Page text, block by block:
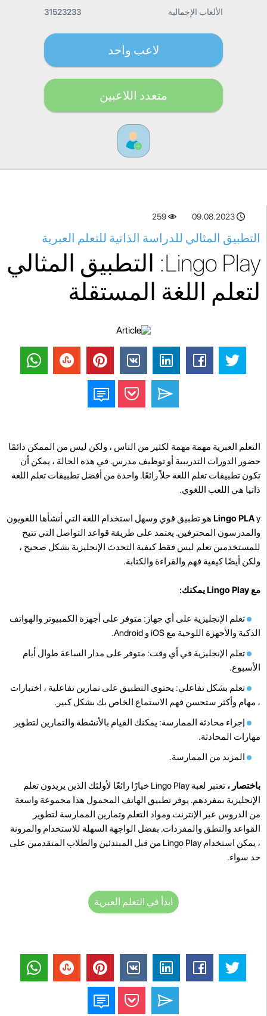
الألعاب الإجمالية 31523233
لاعب واحد
متعدد اللاعبين
09.08.2023
259
التطبيق المثالي للدراسة الذاتية للتعلم العبرية
Lingo Play: التطبيق المثالي
لتعلم اللغة المستقلة
التعلم العبرية مهمة مهمة لكثير من الناس ، ولكن ليس من الممكن دائمًا
حضور الدورات التدريبية أو توظيف مدرس. في هذه الحالة ، يمكن أن
تكون تطبيقات تعلم اللغة حلاً رائعًا. واحدة من أفضل تطبيقات تعلم اللغة
ذاتيا هي اللعب اللغوي.
Lingo PLA y هو تطبيق قوي وسهل استخدام اللغة التي أنشأها اللغويون
والمدرسون المحترفين. يعتمد على طريقة قواعد التواصل التي تتيح
للمستخدمين تعلم ليس فقط كيفية التحدث الإنجليزية بشكل صحيح ،
ولكن أيضًا كيفية فهم والقراءة والكتابة.
مع Lingo Play يمكنك:
تعلم الإنجليزية على أي جهاز: متوفر على أجهزة الكمبيوتر والهواتف
الذكية والأجهزة اللوحية مع iOS و Android.
تعلم الإنجليزية في أي وقت: متوفر على مدار الساعة طوال أيام
الأسبوع.
تعلم بشكل تفاعلي: يحتوي التطبيق على تمارين تفاعلية ، اختبارات
، مهام وأكثر ستحسن فهم الاستماع الخاص بك بشكل كبير.
إجراء محادثة الممارسة: يمكنك القيام بالأنشطة والتمارين لتطوير
مهارات المحادثة.
المزيد من الممارسة.
باختصار ،
تعتبر لعبة Lingo Play خيارًا رائعًا لأولئك الذين يريدون تعلم
الإنجليزية بمفردهم. يوفر تطبيق الهاتف المحمول هذا مجموعة واسعة
من الدروس عبر الإنترنت ومواد التعلم وتمارين الممارسة لتطوير
القواعد والنطق والمفردات. بفضل الواجهة السهلة للاستخدام والمرونة
، يمكن استخدام Lingo Play من قبل المبتدئين والطلاب المتقدمين على
حد سواء.
ابدأ في التعلم العبرية